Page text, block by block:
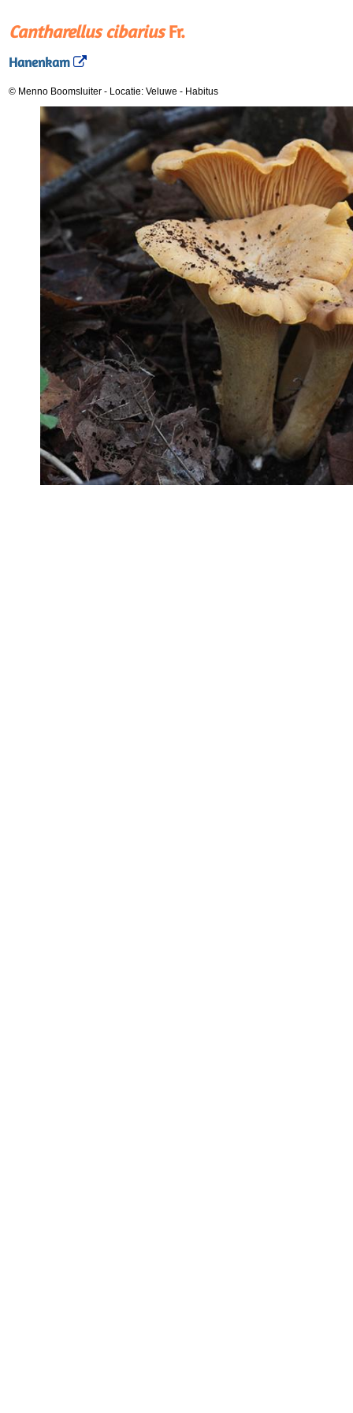
Cantharellus cibariusFr.
Hanenkam
© Menno Boomsluiter - Locatie: Veluwe - Habitus